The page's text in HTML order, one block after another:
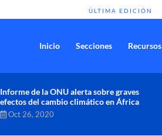
ÚLTIMA EDICIÓN
Inicio Secciones Recursos
Comisión de Alto Nivel de Cambio
Climático aprueba nueva ambición
climática del Perú
Dic 16, 2020